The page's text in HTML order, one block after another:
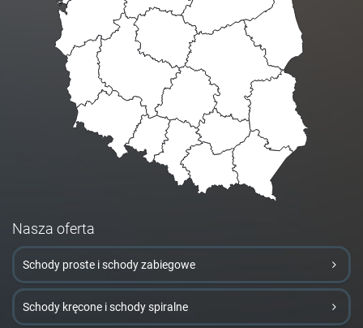
Nasza oferta
Schody proste i schody zabiegowe
Schody kręcone i schody spiralne